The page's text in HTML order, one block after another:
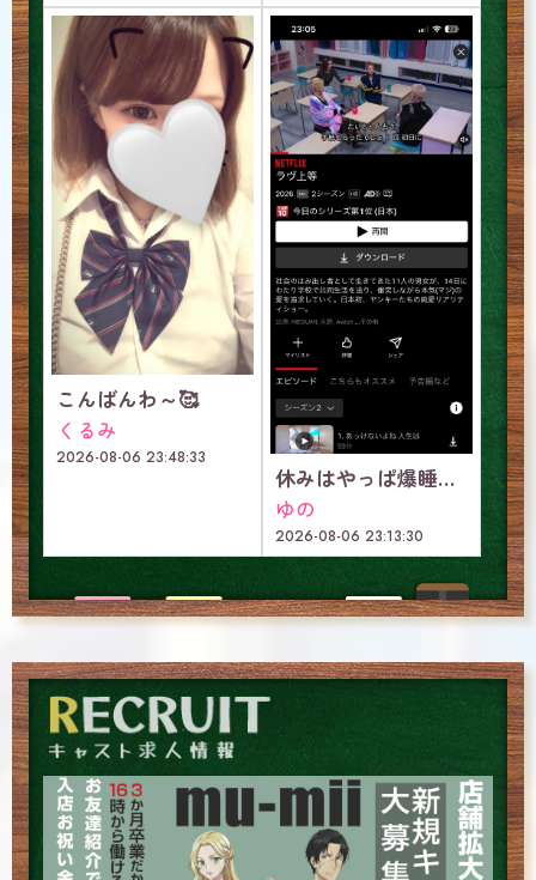
こんばんわ～🥰
くるみ
2026-08-06 23:48:33
休みはやっぱ爆睡っしょ
ゆの
2026-08-06 23:13:30